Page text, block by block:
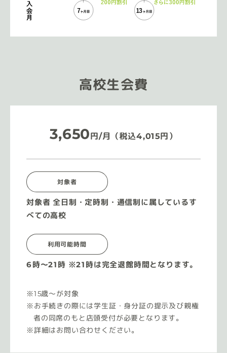
高校生会費
3,650円/月（税込4,015円）
対象者
対象者 全日制・定時制・通信制に属しているす
べての高校
利用可能時間
6時〜21時 ※21時は完全退館時間となります。
15歳〜が対象
お手続きの際には学生証・身分証の提示及び親権
者の同席のもと店頭受付が必要となります。
詳細はお問い合わせください。